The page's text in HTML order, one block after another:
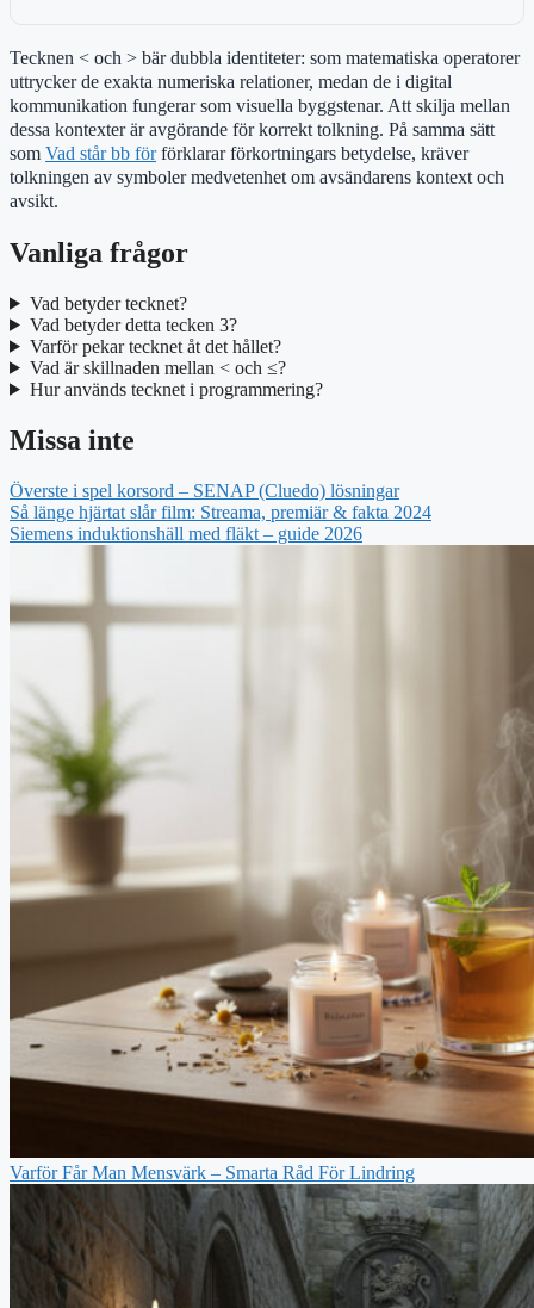
Tecknen < och > bär dubbla identiteter: som matematiska operatorer
uttrycker de exakta numeriska relationer, medan de i digital
kommunikation fungerar som visuella byggstenar. Att skilja mellan
dessa kontexter är avgörande för korrekt tolkning. På samma sätt
som Vad står bb förförklarar förkortningars betydelse, kräver
tolkningen av symboler medvetenhet om avsändarens kontext och
avsikt.
Vanliga frågor
Vad betyder tecknet?
Vad betyder detta tecken 3?
Varför pekar tecknet åt det hållet?
Vad är skillnaden mellan < och ≤?
Hur används tecknet i programmering?
Missa inte
Överste i spel korsord – SENAP (Cluedo) lösningar
Så länge hjärtat slår film: Streama, premiär & fakta 2024
Siemens induktionshäll med fläkt – guide 2026
Varför Får Man Mensvärk – Smarta Råd För Lindring